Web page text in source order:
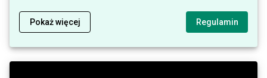
Pokaż więcej Regulamin